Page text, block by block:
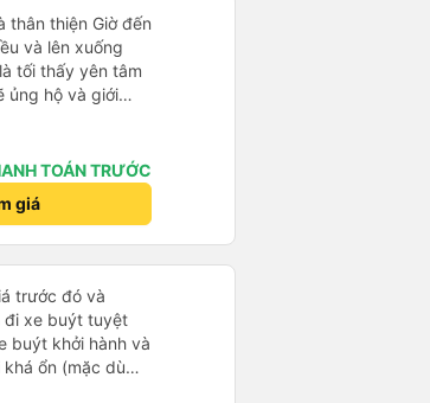
thân thiện Giờ đến
và lên xuống
tối thấy yên tâm
ủng hộ và giới
xe này
TOÁN TRƯỚC
giá
trước đó và
đi xe buýt tuyệt
buýt khởi hành và
ổn (mặc dù
Nam ^^), và chỗ